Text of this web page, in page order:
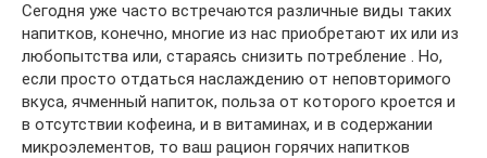
Сегодня уже часто встречаются различные виды таких
напитков, конечно, многие из нас приобретают их или из
любопытства или, стараясь снизить потребление . Но,
если просто отдаться наслаждению от неповторимого
вкуса, ячменный напиток, польза от которого кроется и
в отсутствии кофеина, и в витаминах, и в содержании
микроэлементов, то ваш рацион горячих напитков